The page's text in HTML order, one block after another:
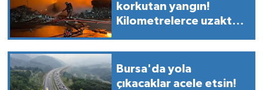
korkutan yangın!
Kilometrelerce uzaktan
Bursa'da yola
çıkacaklar acele etsin!